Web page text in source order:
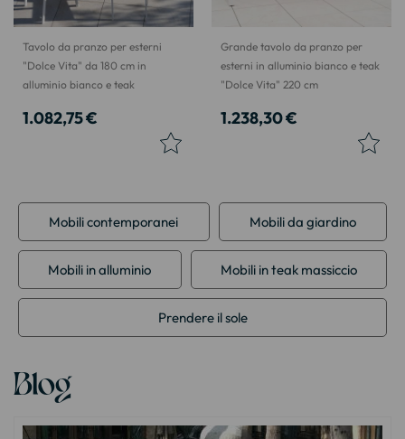
Tavolo da pranzo per esterni
"Dolce Vita" da 180 cm in
alluminio bianco e teak
1.082,75 €
Grande tavolo da pranzo per
esterni in alluminio bianco e teak
"Dolce Vita" 220 cm
1.238,30 €
Mobili contemporanei Mobili da giardino
Mobili in alluminio Mobili in teak massiccio
Prendere il sole
Blog